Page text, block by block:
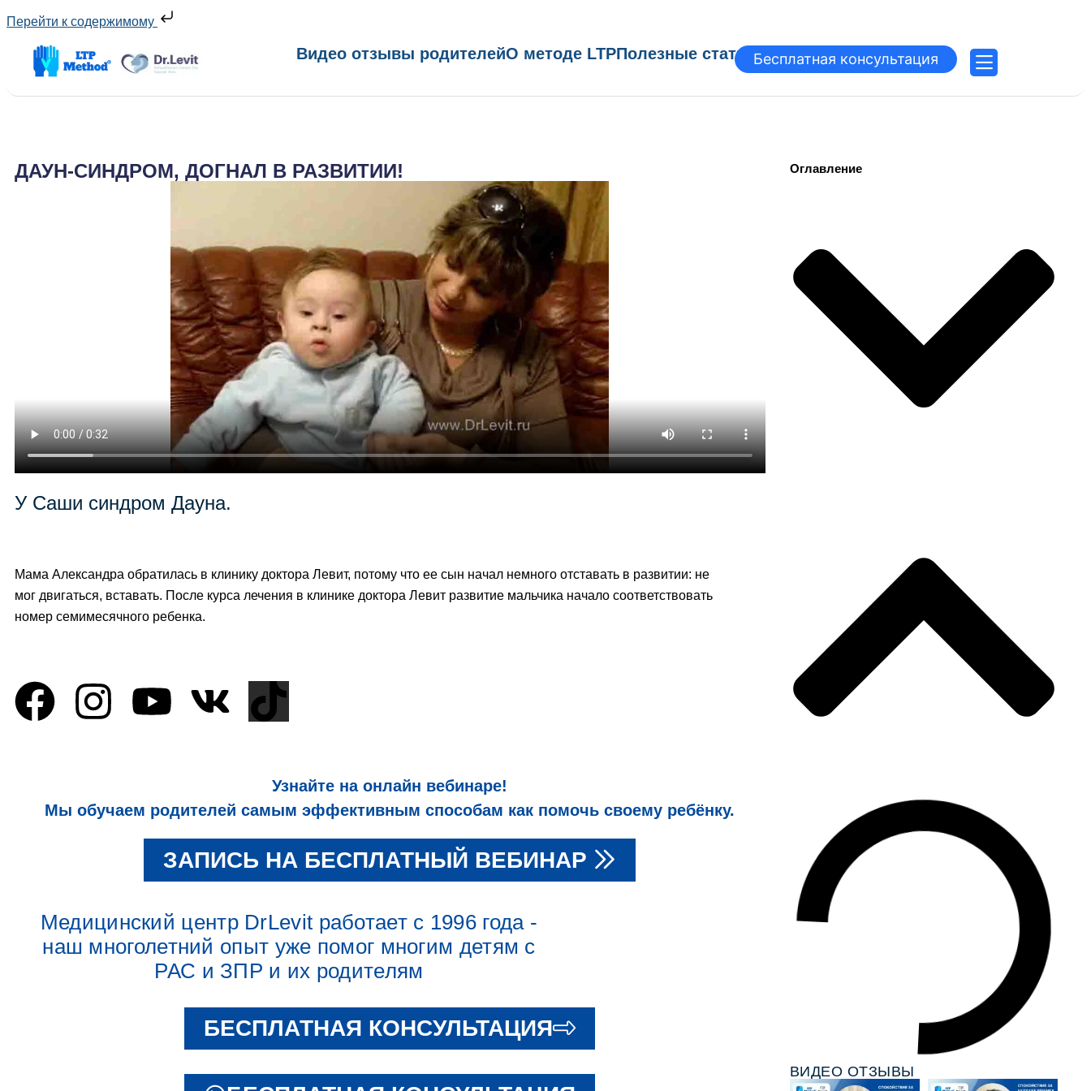
Перейти к содержимому
Видео отзывы родителейО методе LTPПолезные статьиБесплатная консультация
ДАУН-СИНДРОМ, ДОГНАЛ В РАЗВИТИИ!
У Саши синдром Дауна.
Мама Александра обратилась в клинику доктора Левит, потому что ее сын начал немного отставать в развитии: не
мог двигаться, вставать. После курса лечения в клинике доктора Левит развитие мальчика начало соответствовать
номер семимесячного ребенка.
Узнайте на онлайн вебинаре!
Мы обучаем родителей самым эффективным способам как помочь своему ребёнку.
ЗАПИСЬ НА БЕСПЛАТНЫЙ ВЕБИНАР
Медицинский центр DrLevit работает с 1996 года -
наш многолетний опыт уже помог многим детям с
РАС и ЗПР и их родителям
БЕСПЛАТНАЯ КОНСУЛЬТАЦИЯ
Оглавление
ВИДЕО ОТЗЫВЫ